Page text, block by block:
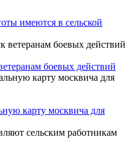
имеются в сельской
боевых действий
карту москвича для